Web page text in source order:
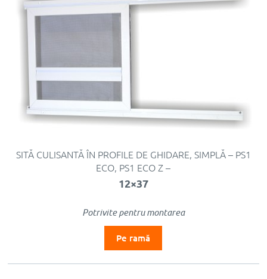
SITĂ CULISANTĂ ÎN PROFILE DE GHIDARE, SIMPLĂ – PS1
ECO, PS1 ECO Z –
12×37
Potrivite pentru montarea
Pe ramă